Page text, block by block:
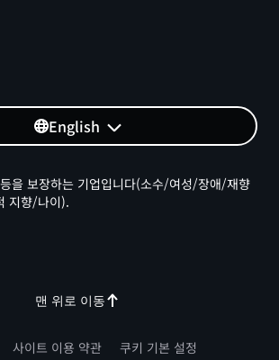
English
맨 위로 이동
을 보장하는 기업입니다(소수/여성/장애/재향
지향/나이).
사이트 이용 약관
쿠키 기본 설정